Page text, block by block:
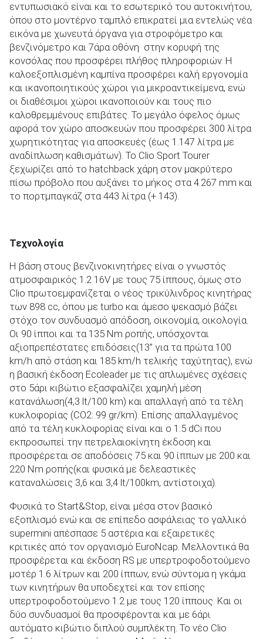
εντυπωσιακό είναι και το εσωτερικό του αυτοκινήτου,
όπου στο μοντέρνο ταμπλό επικρατεί μια εντελώς νέα
εικόνα με χωνευτά όργανα για στροφόμετρο και
βενζινόμετρο και 7άρα οθόνη στην κορυφή της
κονσόλας που προσφέρει πλήθος πληροφοριών. Η
καλοεξοπλισμένη καμπίνα προσφέρει καλή εργονομία
και ικανοποιητικούς χώροι για μικροαντικείμενα, ενώ
οι διαθέσιμοι χώροι ικανοποιούν και τους πιο
καλοθρεμμένους επιβάτες. Το μεγάλο όφελος όμως
αφορά τον χώρο αποσκευών που προσφέρει 300 λίτρα
χωρητικότητας για αποσκευές (έως 1.147 λίτρα με
αναδίπλωση καθισμάτων). Το Clio Sport Tourer
ξεχωρίζει από το hatchback χάρη στον μακρύτερο
πίσω πρόβολο που αυξάνει το μήκος στα 4.267 mm και
το πορτμπαγκάζ στα 443 λίτρα (+ 143).
Τεχνολογία
Η βάση στους βενζινοκινητήρες είναι ο γνωστός
ατμοσφαιρικός 1.2 16V με τους 75 ίππους, όμως στο
Clio πρωτοεμφανίζεται ο νέος τρικύλινδρος κινητήρας
των 898 cc, όπου με turbo και άμεσο ψεκασμό βάζει
στόχο τον συνδυασμό απόδοση, οικονομία, οικολογία.
Οι 90 ίπποι και τα 135 Nm ροπής, υπόσχονται
αξιοπρεπέστατες επιδόσεις(13’’ για τα πρώτα 100
km/h από στάση και 185 km/h τελικής ταχύτητας), ενώ
η βασική έκδοση Ecoleader με τις απλωμένες σχέσεις
στο 5άρι κιβώτιο εξασφαλίζει χαμηλή μέση
κατανάλωση(4,3 lt/100 km) και απαλλαγή από τα τέλη
κυκλοφορίας (CO2: 99 gr/km). Επίσης απαλλαγμένος
από τα τέλη κυκλοφορίας είναι και ο 1.5 dCi που
εκπροσωπεί την πετρελαιοκίνητη έκδοση και
προσφέρεται σε αποδόσεις 75 και 90 ίππων με 200 και
220 Nm ροπής(και φυσικά με δελεαστικές
καταναλώσεις 3,6 και 3,4 lt/100km, αντίστοιχα).
Φυσικά το Start&Stop, είναι μέσα στον βασικό
εξοπλισμό ενώ και σε επίπεδο ασφάλειας το γαλλικό
supermini απέσπασε 5 αστέρια και εξαιρετικές
κριτικές από τον οργανισμό EuroNcap. Μελλοντικά θα
προσφέρεται και έκδοση RS με υπερτροφοδοτούμενο
μοτέρ 1.6 λίτρων και 200 ίππων, ενώ σύντομα η γκάμα
των κινητήρων θα υποδεχτεί και τον επίσης
υπερτροφοδοτούμενο 1.2 με τους 120 ίππους. Και οι
δύο συνδυασμοί θα προσφέρονται και με 6άρι
αυτόματο κιβώτιο διπλού συμπλέκτη. Το νέο Clio